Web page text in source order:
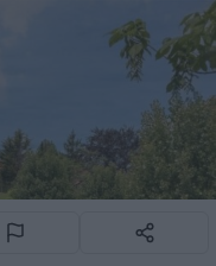
expériences
!